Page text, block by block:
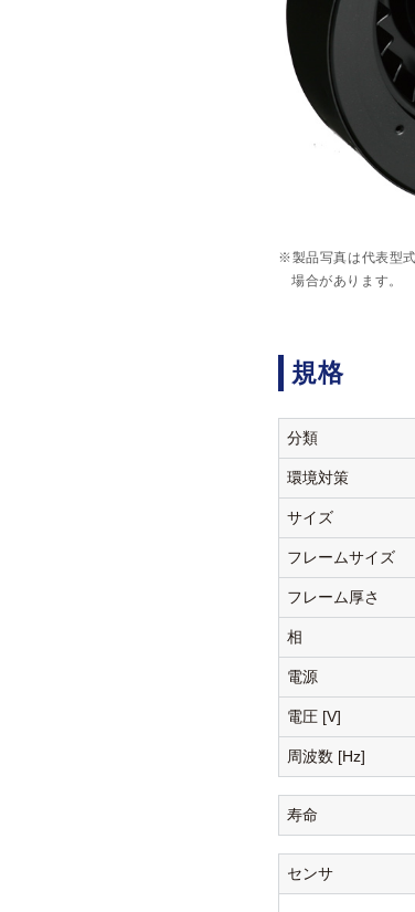
※製品写真は代表型
場合があります。
規格
分類
環境対策
サイズ
フレームサイズ
フレーム厚さ
相
電源
電圧 [V]
周波数 [Hz]
寿命
センサ